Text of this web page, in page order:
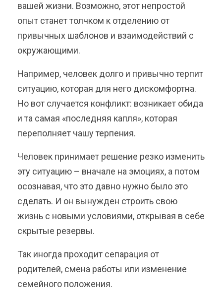
вашей жизни. Возможно, этот непростой
опыт станет толчком к отделению от
привычных шаблонов и взаимодействий с
окружающими.
Например, человек долго и привычно терпит
ситуацию, которая для него дискомфортна.
Но вот случается конфликт: возникает обида
и та самая «последняя капля», которая
переполняет чашу терпения.
Человек принимает решение резко изменить
эту ситуацию – вначале на эмоциях, а потом
осознавая, что это давно нужно было это
сделать. И он вынужден строить свою
жизнь с новыми условиями, открывая в себе
скрытые резервы.
Так иногда проходит сепарация от
родителей, смена работы или изменение
семейного положения.